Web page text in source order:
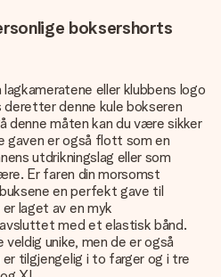
boksershorts
eller klubbens logo
denne kule bokseren
denne måten kan du være sikker
gaven er også flott som en
utdrikningslag eller som
Er faren din morsomst
en perfekt gave til
laget av en myk
med et elastisk bånd.
unike, men de er også
tilgjengelig i to farger og i tre